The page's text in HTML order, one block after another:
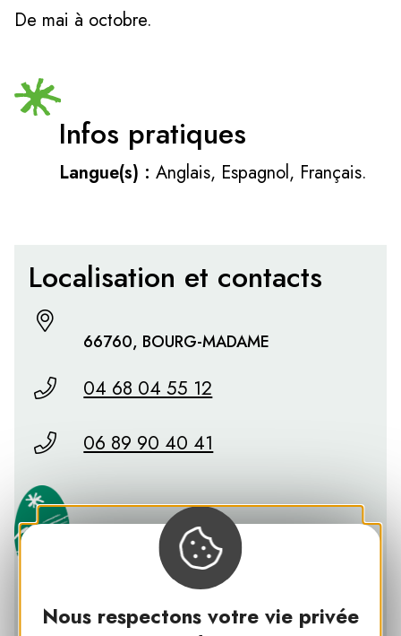
Nous respectons votre vie privée
De mai à octobre.
Infos pratiques
Langue(s) : Anglais, Espagnol, Français.
Localisation et contacts
66760, BOURG-MADAME
04 68 04 55 12
06 89 90 40 41